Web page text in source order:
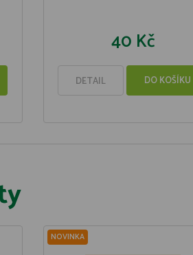
40 Kč
DETAIL DO KOŠÍKU
NOVINKA